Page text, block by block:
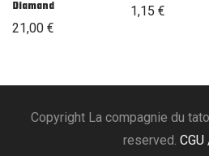
Diamand
21,00 €
1,15 €
Copyright La compagnie du
reserved. CGU